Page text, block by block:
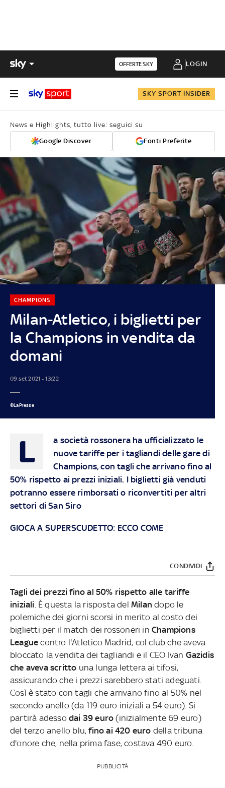
OFFERTE SKY LOGIN
SKY SPORT INSIDER
News e Highlights, tutto live: seguici su
Google Discover Fonti Preferite
Milan-Atletico, i biglietti per
la Champions in vendita da
domani
CHAMPIONS
09 set 2021 - 13:22
©LaPresse
L
a società rossonera ha ufficializzato le
nuove tariffe per i tagliandi delle gare di
Champions, con tagli che arrivano fino al
50% rispetto ai prezzi iniziali. I biglietti già venduti
potranno essere rimborsati o riconvertiti per altri
settori di San Siro
GIOCA A SUPERSCUDETTO: ECCO COME
CONDIVIDI
Tagli dei prezzi fino al 50% rispetto alle tariffe
iniziali . È questa la risposta delMilandopo le
polemiche dei giorni scorsi in merito al costo dei
biglietti per il match dei rossoneri in Champions
Leaguecontro l'Atletico Madrid, col club che aveva
bloccato la vendita dei tagliandi e il CEO Ivan Gazidis
che aveva scritto una lunga lettera ai tifosi,
assicurando che i prezzi sarebbero stati adeguati.
Così è stato con tagli che arrivano fino al 50% nel
secondo anello (da 119 euro iniziali a 54 euro). Si
partirà adesso dai 39 euro (inizialmente 69 euro)
del terzo anello blu, fino ai 420 euro della tribuna
d'onore che, nella prima fase, costava 490 euro.
PUBBLICITÀ